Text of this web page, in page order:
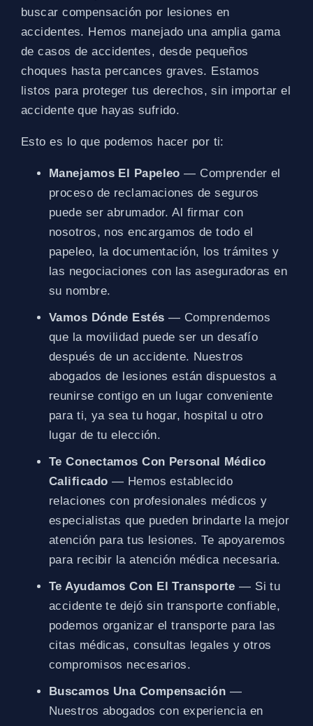
buscar compensación por lesiones en
accidentes. Hemos manejado una amplia gama
de casos de accidentes, desde pequeños
choques hasta percances graves. Estamos
listos para proteger tus derechos, sin importar el
accidente que hayas sufrido.
Esto es lo que podemos hacer por ti:
Manejamos El Papeleo— Comprender el
proceso de reclamaciones de seguros
puede ser abrumador. Al firmar con
nosotros, nos encargamos de todo el
papeleo, la documentación, los trámites y
las negociaciones con las aseguradoras en
su nombre.
Vamos Dónde Estés — Comprendemos
que la movilidad puede ser un desafío
después de un accidente. Nuestros
abogados de lesiones están dispuestos a
reunirse contigo en un lugar conveniente
para ti, ya sea tu hogar, hospital u otro
lugar de tu elección.
Te Conectamos Con Personal Médico
Calificado — Hemos establecido
relaciones con profesionales médicos y
especialistas que pueden brindarte la mejor
atención para tus lesiones. Te apoyaremos
para recibir la atención médica necesaria.
Te Ayudamos Con El Transporte — Si tu
accidente te dejó sin transporte confiable,
podemos organizar el transporte para las
citas médicas, consultas legales y otros
compromisos necesarios.
Buscamos Una Compensación —
Nuestros abogados con experiencia en